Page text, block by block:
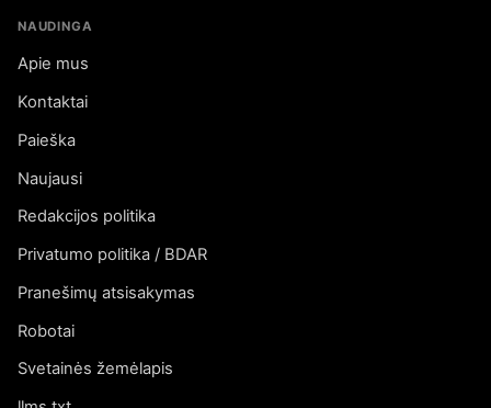
NAUDINGA
Apie mus
Kontaktai
Paieška
Naujausi
Redakcijos politika
Privatumo politika / BDAR
Pranešimų atsisakymas
Robotai
Svetainės žemėlapis